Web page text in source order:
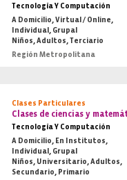
Tecnología Y Computación
A Domicilio, Virtual / Online,
Individual, Grupal
Niños, Adultos, Terciario
Región Metropolitana
Clases Particulares
Clases de ciencias y
Tecnología Y Computación
A Domicilio, En Institutos,
Individual, Grupal
Niños, Universitario, Adultos,
Secundario, Primario